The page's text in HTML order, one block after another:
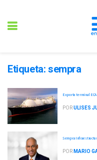
Etiqueta: sempra
Exporta terminal
PORULISES
Sempra
POR MARIO